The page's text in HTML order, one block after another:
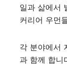
일과 삶에서
커리어 우먼
각 분야에서
과 함께 합니